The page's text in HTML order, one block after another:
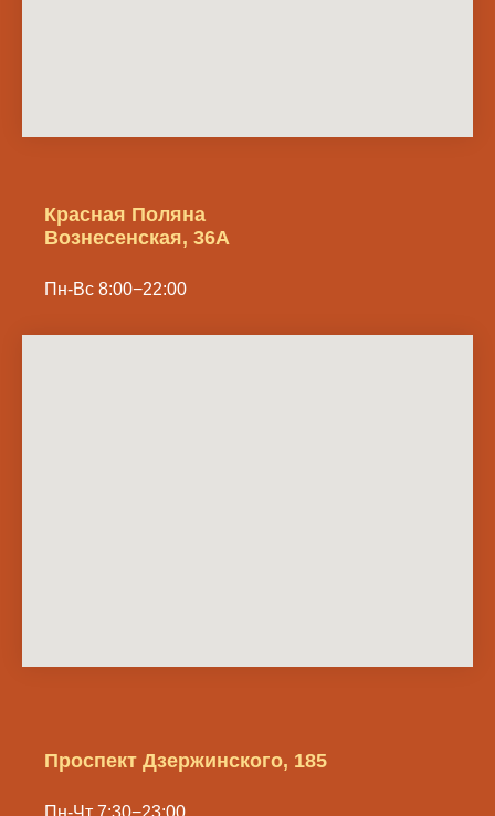
Красная Поляна
Вознесенская, 36А
Пн-Вс 8:00−22:00
Проспект Дзержинского, 185
Пн-Чт 7:30−23:00